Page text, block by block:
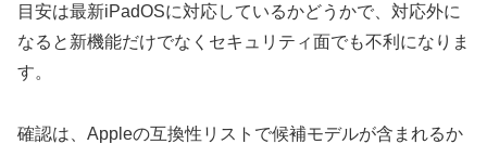
目安は最新iPadOSに対応しているかどうかで、対応外に
なると新機能だけでなくセキュリティ面でも不利になりま
す。
確認は、Appleの互換性リストで候補モデルが含まれるか